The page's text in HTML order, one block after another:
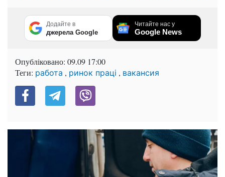
Додайте в
джерела Google
Читайте нас у
Google News
Опубліковано: 09.09 17:00
Теги: работа , ринок праці , вакансия